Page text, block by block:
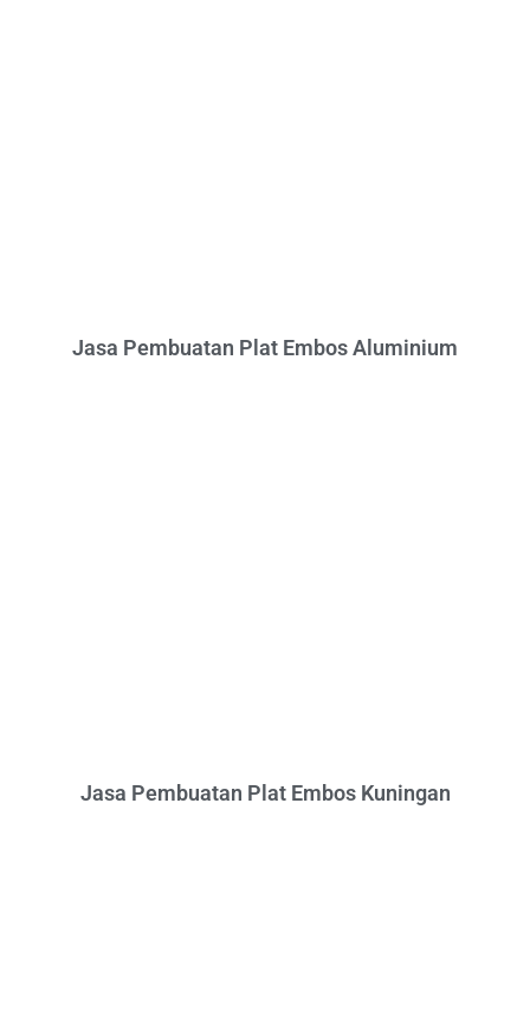
Jasa Pembuatan Plat Embos Aluminium
Jasa Pembuatan Plat Embos Kuningan